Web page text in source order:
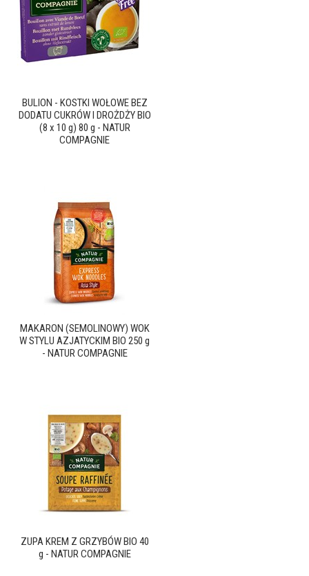
BULION - KOSTKI WOŁOWE BEZ
DODATU CUKRÓW I DROŻDŻY BIO
(8 x 10 g) 80 g - NATUR
COMPAGNIE
MAKARON (SEMOLINOWY) WOK
W STYLU AZJATYCKIM BIO 250 g
- NATUR COMPAGNIE
ZUPA KREM Z GRZYBÓW BIO 40
g - NATUR COMPAGNIE